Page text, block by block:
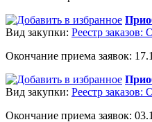
Вид закупки: Реестр
Окончание приема заявок:
Вид закупки: Реестр
Окончание приема заявок: